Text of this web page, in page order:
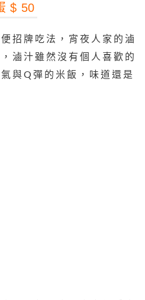
$ 50
招牌吃法，宵夜人家的滷
滷汁雖然沒有個人喜歡的
與Q彈的米飯，味道還是